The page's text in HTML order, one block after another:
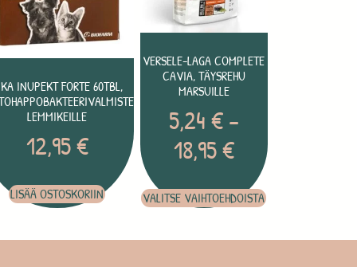
INUPEKT FORTE 60TBL,
LEMMIKEILLE
12,95€
LISÄÄ OSTOSKORIIN
VERSELE-LAGA COMPLETE
CAVIA, TÄYSREHU
MARSUILLE
5,24€–
18,95€
VALITSE VAIHTOEHDOISTA